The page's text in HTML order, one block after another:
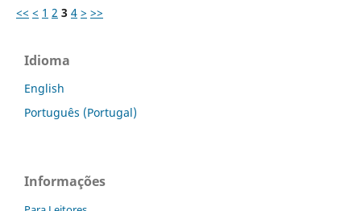
<< < 1 2 3 4 > >>
Idioma
English
Português (Portugal)
Informações